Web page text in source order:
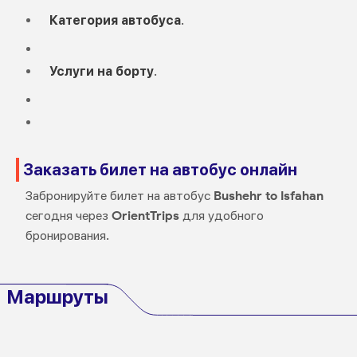
Категория автобуса.
Услуги на борту.
Заказать билет на автобус онлайн
Забронируйте билет на автобус Bushehr to Isfahan
сегодня через OrientTripsдля удобного
бронирования.
Маршруты